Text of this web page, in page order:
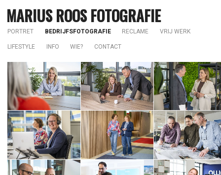
MARIUS ROOS FOTOGRAFIE
PORTRET BEDRIJFSFOTOGRAFIE RECLAME VRIJ WERK
LIFESTYLE INFO WIE? CONTACT